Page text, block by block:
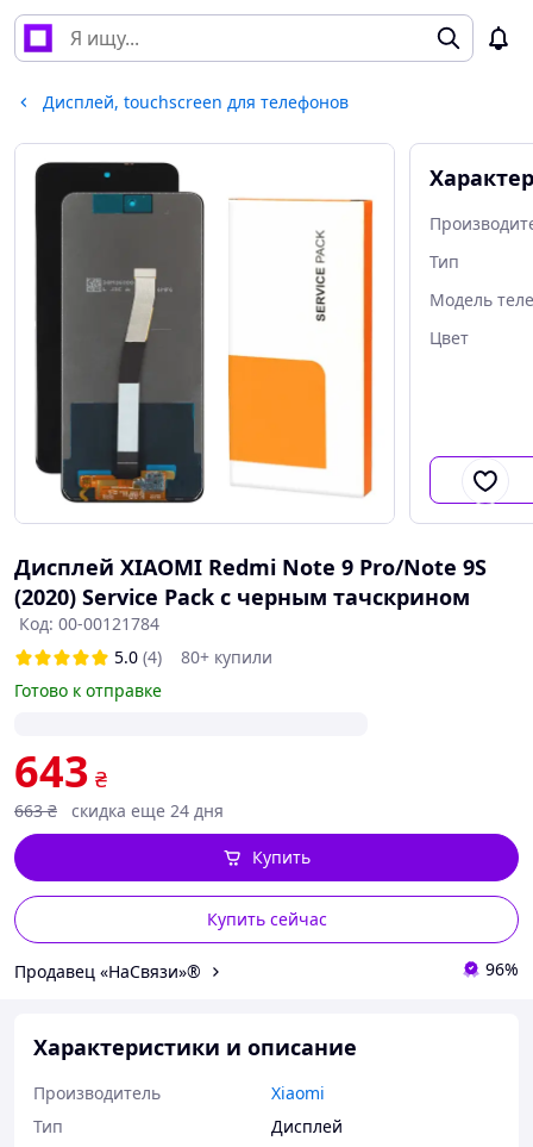
Дисплей, touchscreen для телефонов
Тип
Модель
Цвет
Дисплей XIAOMI Redmi Note 9 Pro/Note 9S
(2020) Service Pack с черным тачскрином
Код: 00-00121784
5.0 (4)
80+ купили
Готово к отправке
643 ₴
663 ₴ скидка еще 24 дня
Купить сейчас
Купить
Продавец «НаСвязи»® 96%
Характеристики и описание
Производитель
Xiaomi
Тип
Дисплей